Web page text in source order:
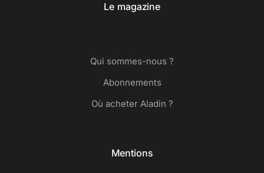
Le magazine
Qui sommes-nous ?
Abonnements
Où acheter Aladin ?
Mentions